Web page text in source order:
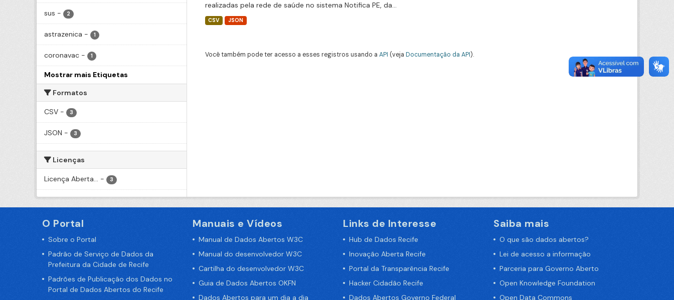
sus - 2
astrazenica - 1
coronavac - 1
Mostrar mais Etiquetas
Formatos
CSV - 3
JSON - 3
Licenças
Licença Aberta... - 3
realizadas pela rede de saúde no sistema Notifica PE, da...
CSV JSON
Você também pode ter acesso a esses registros usando a API (veja Documentação da API).
O Portal
Sobre o Portal
Padrão de Serviço de Dados da
Prefeitura da Cidade de Recife
Padrões de Publicação dos Dados no
Portal de Dados Abertos do Recife
Manuais e Vídeos
Manual de Dados Abertos W3C
Manual do desenvolvedor W3C
Cartilha do desenvolvedor W3C
Guia de Dados Abertos OKFN
Dados Abertos para um dia a dia
Links de Interesse
Hub de Dados Recife
Inovação Aberta Recife
Portal da Transparência Recife
Hacker Cidadão Recife
Dados Abertos Governo Federal
Saiba mais
O que são dados abertos?
Lei de acesso a informação
Parceria para Governo Aberto
Open Knowledge Foundation
Open Data Commons